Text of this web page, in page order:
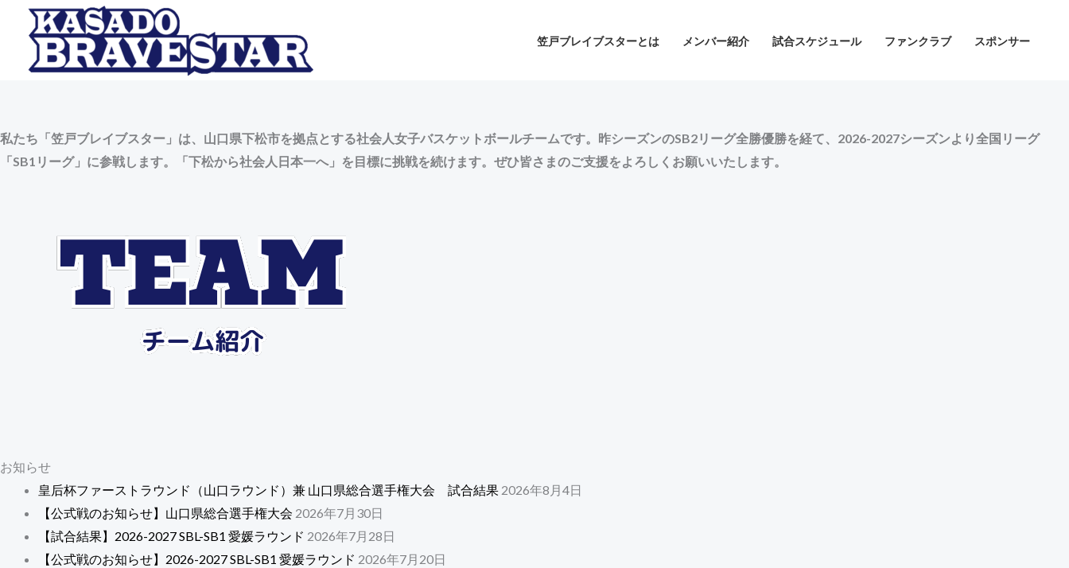
プ
笠戸ブレイブスターとは メンバー紹介 試合スケジュール ファンクラブ スポンサー
私たち「笠戸ブレイブスター」は、山口県下松市を拠点とする社会人女子バスケットボールチームです。昨シーズンのSB2リーグ全勝優勝を経て、2026-2027シーズンより全国リーグ
「SB1リーグ」に参戦します。「下松から社会人日本一へ」を目標に挑戦を続けます。ぜひ皆さまのご支援をよろしくお願いいたします。
お知らせ
皇后杯ファーストラウンド（山口ラウンド）兼 山口県総合選手権大会 試合結果 2026年8月4日
【公式戦のお知らせ】山口県総合選手権大会 2026年7月30日
【試合結果】2026-2027 SBL-SB1 愛媛ラウンド 2026年7月28日
【公式戦のお知らせ】2026-2027 SBL-SB1 愛媛ラウンド 2026年7月20日